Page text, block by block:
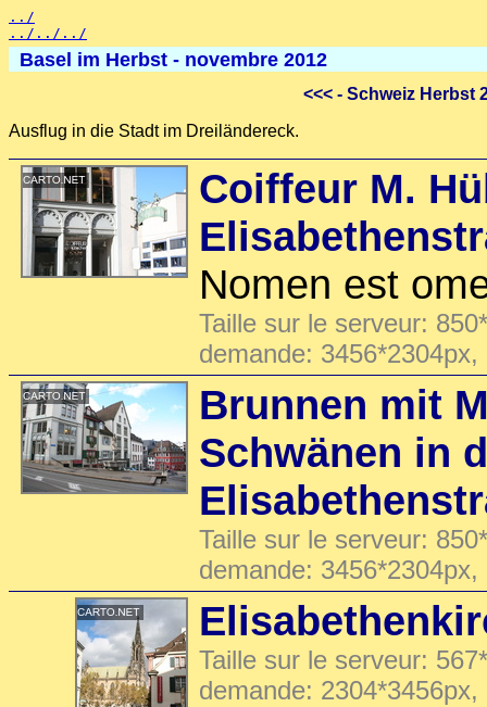
../
../../../
Basel im Herbst - novembre 2012
<<<- Schweiz Herbst
Ausflug in die Stadt im Dreiländereck.
Coiffeur M.
Nomen est
Taille sur le serveur:
demande:
Brunnen mit
Schwänen in
Taille sur le serveur:
demande:
Taille sur le serveur:
demande: